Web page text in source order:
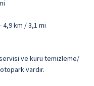
4,9 km / 3,1 mi
ve kuru temizleme/
vardır.